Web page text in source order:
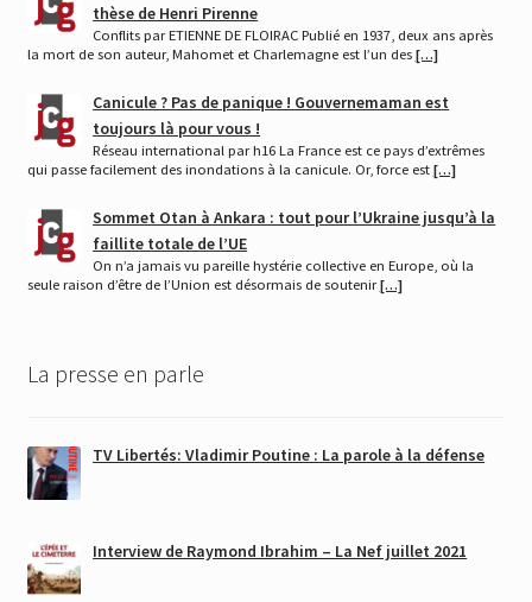
thèse de Henri Pirenne
Conflits par ETIENNE DE FLOIRAC Publié en 1937, deux ans après
la mort de son auteur, Mahomet et Charlemagne est l’un des […]
Canicule ? Pas de panique ! Gouvernemaman est
toujours là pour vous !
Réseau international par h16 La France est ce pays d’extrêmes
qui passe facilement des inondations à la canicule. Or, force est […]
Sommet Otan à Ankara : tout pour l’Ukraine jusqu’à la
faillite totale de l’UE
On n’a jamais vu pareille hystérie collective en Europe, où la
seule raison d’être de l’Union est désormais de soutenir[…]
La presse en parle
TV Libertés: Vladimir Poutine : La parole à la défense
Interview de Raymond Ibrahim – La Nef juillet 2021